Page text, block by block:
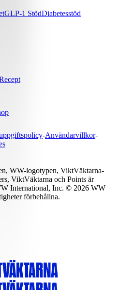
GLP-1 StödDiabetesstöd
-Användarvillkor-
WW-logotypen, ViktVäktarna-
ViktVäktarna och Points är
International, Inc. © 2026 WW
förbehållna.